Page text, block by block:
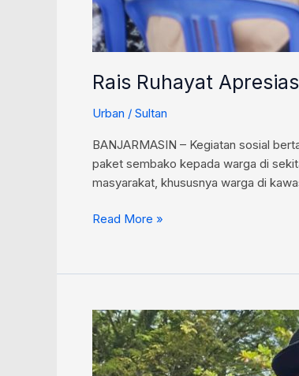
Rais Ruhayat
Urban / Sultan
BANJARMASIN – Kegiatan sosial
paket sembako kepada warga di
masyarakat, khususnya warga di
Read More »
Sungai
Tabuk
Terendam,